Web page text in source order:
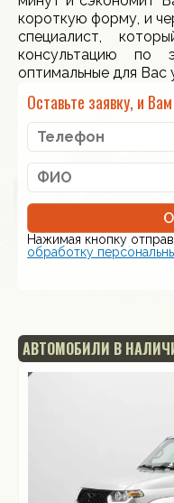
короткую форму, и
специалист,
консультацию по
оптимальные для Вас
Оставьте заявку, и
Нажимая кнопку
обработку
АВТОМОБИЛИ В